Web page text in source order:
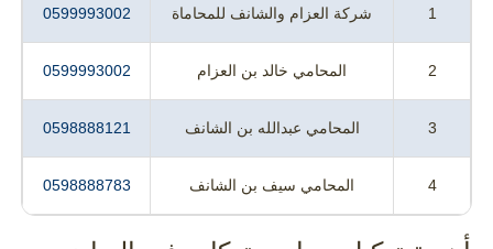
1 شركة العزام والشانف للمحاماة 0599993002
2 المحامي خالد بن العزام 0599993002
3 المحامي عبدالله بن الشانف 0598888121
4 المحامي سيف بن الشانف 0598888783